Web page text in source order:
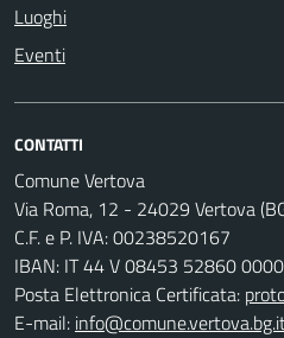
Luoghi
Eventi
CONTATTI
Comune Vertova
Via Roma, 12 - 24029 Vertova
C.F. e P. IVA: 00238520167
IBAN: IT 44 V 08453 52860
Posta Elettronica Certificata:
E-mail: